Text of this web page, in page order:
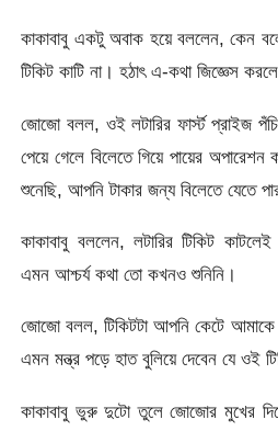
কাকাবাবু একটু অবাক হয়ে বললেন, কেন
টিকিট কাটি না। হঠাৎ এ-কথা জিজ্ঞেস
জোজো বলল, ওই লটারির ফার্স্ট প্রাইজ
পেয়ে গেলে বিলেতে গিয়ে পায়ের
শুনেছি, আপনি টাকার জন্য বিলেতে যেতে
কাকাবাবু বললেন, লটারির টিকিট
এমন আশ্চর্য কথা তো কখনও শুনিনি।
জোজো বলল, টিকিটটা আপনি কেটে আমাকে
এমন মন্ত্র পড়ে হাত বুলিয়ে দেবেন যে ওই
কাকাবাবু ভুরু দুটো তুলে জোজোর মুখের